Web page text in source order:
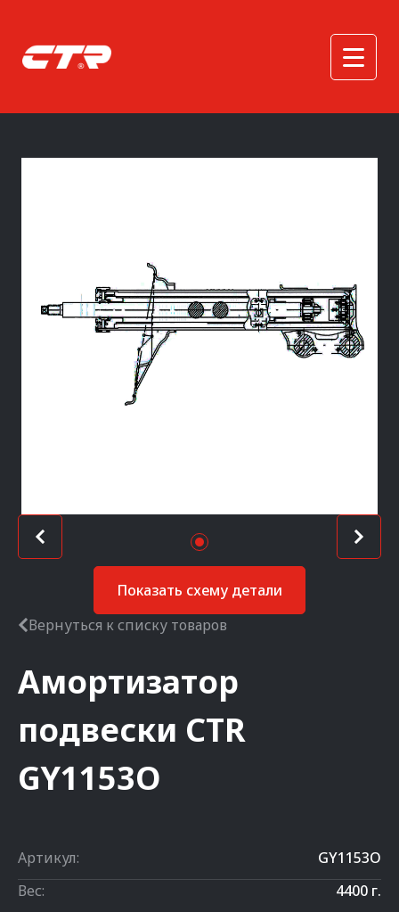
Показать схему детали
Вернуться к списку товаров
Амортизатор
подвески CTR
GY1153O
Артикул:
GY1153O
Вес:
4400 г.